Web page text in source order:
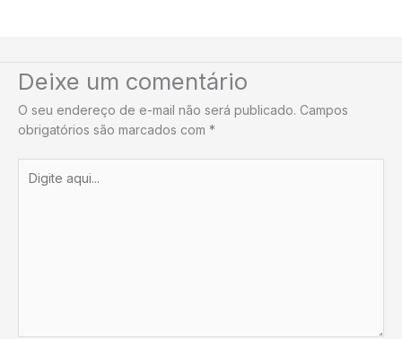
Deixe um comentário
O seu endereço de e-mail não será publicado. Campos
obrigatórios são marcados com *
aqui...